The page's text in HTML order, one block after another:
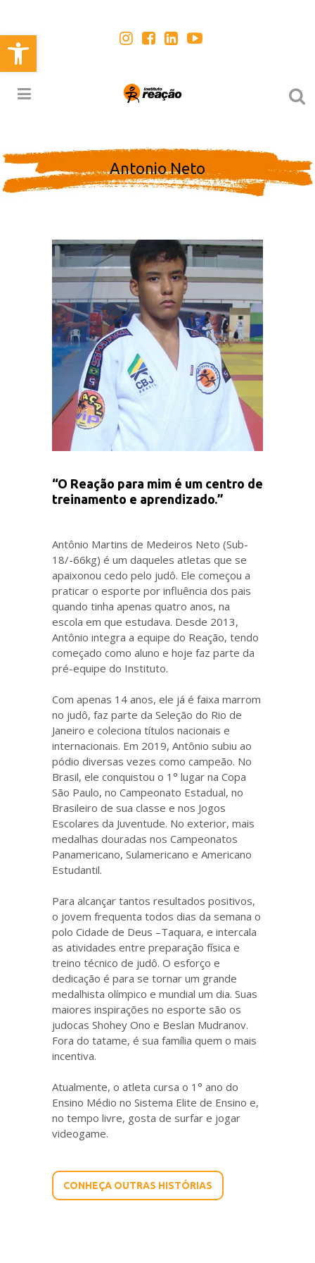
Open toolbar
Antonio Neto
“O Reação para mim é um centro de
treinamento e aprendizado.”
Antônio Martins de Medeiros Neto (Sub-
18/-66kg) é um daqueles atletas que se
apaixonou cedo pelo judô. Ele começou a
praticar o esporte por influência dos pais
quando tinha apenas quatro anos, na
escola em que estudava. Desde 2013,
Antônio integra a equipe do Reação, tendo
começado como aluno e hoje faz parte da
pré-equipe do Instituto.
Com apenas 14 anos, ele já é faixa marrom
no judô, faz parte da Seleção do Rio de
Janeiro e coleciona títulos nacionais e
internacionais. Em 2019, Antônio subiu ao
pódio diversas vezes como campeão. No
Brasil, ele conquistou o 1° lugar na Copa
São Paulo, no Campeonato Estadual, no
Brasileiro de sua classe e nos Jogos
Escolares da Juventude. No exterior, mais
medalhas douradas nos Campeonatos
Panamericano, Sulamericano e Americano
Estudantil.
Para alcançar tantos resultados positivos,
o jovem frequenta todos dias da semana o
polo Cidade de Deus –Taquara, e intercala
as atividades entre preparação física e
treino técnico de judô. O esforço e
dedicação é para se tornar um grande
medalhista olímpico e mundial um dia. Suas
maiores inspirações no esporte são os
judocas Shohey Ono e Beslan Mudranov.
Fora do tatame, é sua família quem o mais
incentiva.
Atualmente, o atleta cursa o 1° ano do
Ensino Médio no Sistema Elite de Ensino e,
no tempo livre, gosta de surfar e jogar
videogame.
CONHEÇA OUTRAS HISTÓRIAS